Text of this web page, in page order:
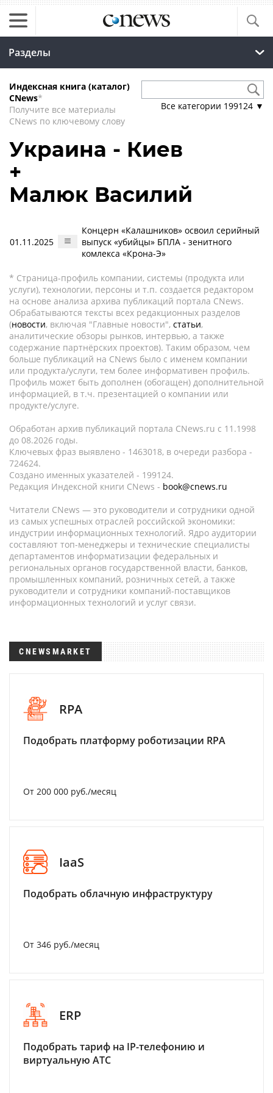
Разделы
Индексная книга (каталог)
CNews*
Получите все материалы
CNews по ключевому слову
Все категории 199124 ▼
Украина - Киев
+
Малюк Василий
01.11.2025
Концерн «Калашников» освоил серийный
выпуск «убийцы» БПЛА - зенитного
комлекса «Крона-Э»
* Страница-профиль компании, системы (продукта или
услуги), технологии, персоны и т.п. создается редактором
на основе анализа архива публикаций портала CNews.
Обрабатываются тексты всех редакционных разделов
(новости, включая "Главные новости", статьи,
аналитические обзоры рынков, интервью, а также
содержание партнёрских проектов). Таким образом, чем
больше публикаций на CNews было с именем компании
или продукта/услуги, тем более информативен профиль.
Профиль может быть дополнен (обогащен) дополнительной
информацией, в т.ч. презентацией о компании или
продукте/услуге.
Обработан архив публикаций портала CNews.ru c 11.1998
до 08.2026 годы.
Ключевых фраз выявлено - 1463018, в очереди разбора -
724624.
Создано именных указателей - 199124.
Редакция Индексной книги CNews - book@cnews.ru
Читатели CNews — это руководители и сотрудники одной
из самых успешных отраслей российской экономики:
индустрии информационных технологий. Ядро аудитории
составляют топ-менеджеры и технические специалисты
департаментов информатизации федеральных и
региональных органов государственной власти, банков,
промышленных компаний, розничных сетей, а также
руководители и сотрудники компаний-поставщиков
информационных технологий и услуг связи.
CNEWSMARKET
RPA
Подобрать платформу роботизации RPA
От 200 000 руб./месяц
IaaS
Подобрать облачную инфраструктуру
От 346 руб./месяц
ERP
Подобрать тариф на IP-телефонию и
виртуальную АТС